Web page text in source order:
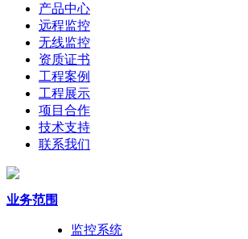
产品中心
远程监控
无线监控
资质证书
工程案例
工程展示
项目合作
技术支持
联系我们
业务范围
监控系统